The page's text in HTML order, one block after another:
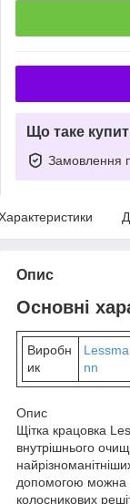
Що таке
Замовлення
Опис
Основні
Виробн
ик
Lessma
nn
Опис
Щітка крацовка
внутрішнього
допомогою можна
колосникових